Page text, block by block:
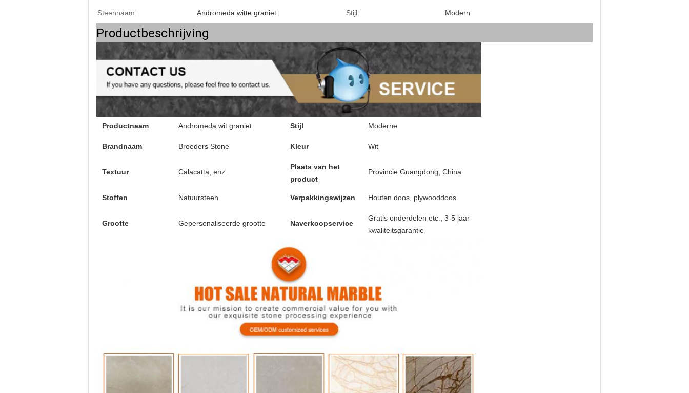
Steennaam: Andromeda witte graniet Stijl: Modern
Productbeschrijving
Productnaam Andromeda wit graniet Stijl Moderne
Brandnaam Broeders Stone Kleur Wit
Textuur Calacatta, enz.
Plaats van het
product
Provincie Guangdong, China
Stoffen Natuursteen Verpakkingswijzen Houten doos, plywooddoos
Grootte Gepersonaliseerde grootte Naverkoopservice
Gratis onderdelen etc., 3-5 jaar
kwaliteitsgarantie